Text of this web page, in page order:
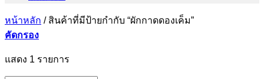
หน้าหลัก /สินค้าที่มีป้ายกำกับ “ผักกาดดองเค็ม”
คัดกรอง
แสดง 1 รายการ